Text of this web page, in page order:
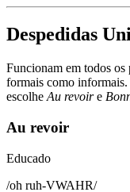
Despedidas
Funcionam em todos os
formais como informais.
escolhe Au revoire
Au revoir
Educado
/oh ruh-VWAHR/